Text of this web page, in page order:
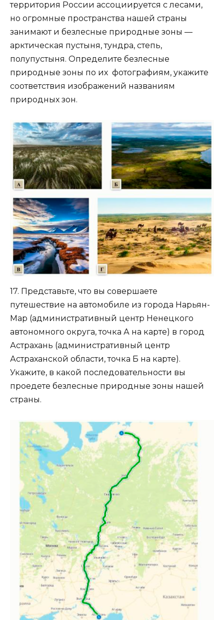
территория России ассоциируется с лесами,
но огромные пространства нашей страны
занимают и безлесные природные зоны —
арктическая пустыня, тундра, степь,
полупустыня. Определите безлесные
природные зоны по их фотографиям, укажите
соответствия изображений названиям
природных зон.
17. Представьте, что вы совершаете
путешествие на автомобиле из города Нарьян-
Мар (административный центр Ненецкого
автономного округа, точка А на карте) в город
Астрахань (административный центр
Астраханской области, точка Б на карте).
Укажите, в какой последовательности вы
проедете безлесные природные зоны нашей
страны.